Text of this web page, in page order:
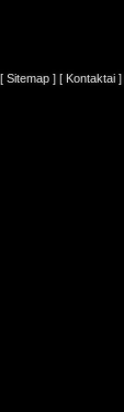
[ Sitemap ] [ Kontaktai ]